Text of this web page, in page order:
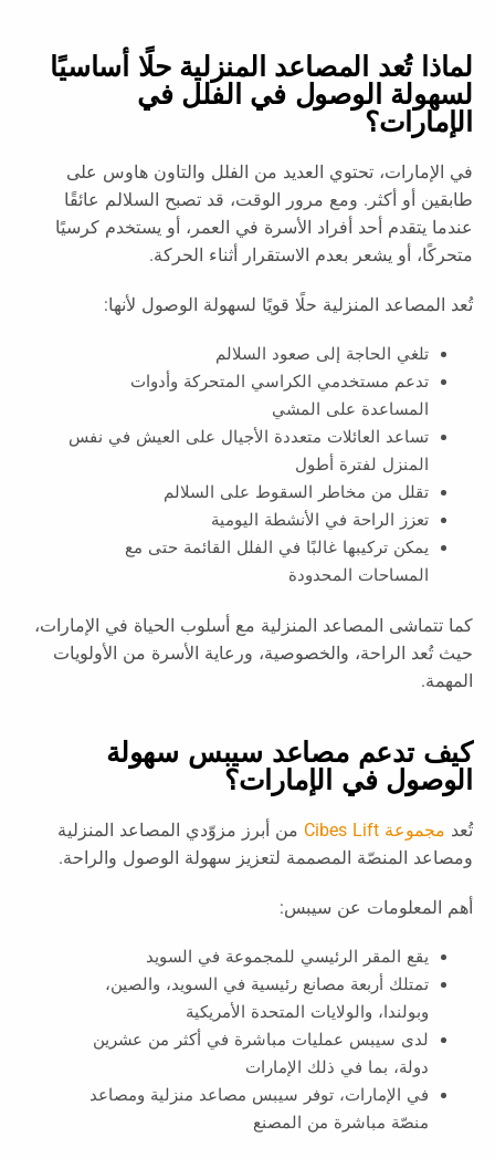
لماذا تُعد المصاعد المنزلية حلًا أساسيًا
لسهولة الوصول في الفلل في
الإمارات؟
في الإمارات، تحتوي العديد من الفلل والتاون هاوس على
طابقين أو أكثر. ومع مرور الوقت، قد تصبح السلالم عائقًا
عندما يتقدم أحد أفراد الأسرة في العمر، أو يستخدم كرسيًا
متحركًا، أو يشعر بعدم الاستقرار أثناء الحركة.
تُعد المصاعد المنزلية حلًا قويًا لسهولة الوصول لأنها:
تلغي الحاجة إلى صعود السلالم
تدعم مستخدمي الكراسي المتحركة وأدوات
المساعدة على المشي
تساعد العائلات متعددة الأجيال على العيش في نفس
المنزل لفترة أطول
تقلل من مخاطر السقوط على السلالم
تعزز الراحة في الأنشطة اليومية
يمكن تركيبها غالبًا في الفلل القائمة حتى مع
المساحات المحدودة
كما تتماشى المصاعد المنزلية مع أسلوب الحياة في الإمارات،
حيث تُعد الراحة، والخصوصية، ورعاية الأسرة من الأولويات
المهمة.
كيف تدعم مصاعد سيبس سهولة
الوصول في الإمارات؟
تُعد مجموعة Cibes Lift
من أبرز مزوّدي المصاعد المنزلية
ومصاعد المنصّة المصممة لتعزيز سهولة الوصول والراحة.
أهم المعلومات عن سيبس:
يقع المقر الرئيسي للمجموعة في السويد
تمتلك أربعة مصانع رئيسية في السويد، والصين،
وبولندا، والولايات المتحدة الأمريكية
لدى سيبس عمليات مباشرة في أكثر من عشرين
دولة، بما في ذلك الإمارات
في الإمارات، توفر سيبس مصاعد منزلية ومصاعد
منصّة مباشرة من المصنع